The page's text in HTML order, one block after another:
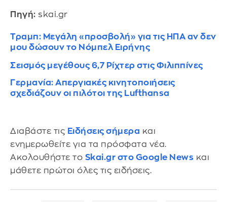
Πηγή: skai.gr
Τραμπ: Μεγάλη «προσβολή» για τις ΗΠΑ αν δεν
μου δώσουν το Νόμπελ Ειρήνης
Σεισμός μεγέθους 6,7 Ρίχτερ στις Φιλιππίνες
Γερμανία: Απεργιακές κινητοποιήσεις
σχεδιάζουν οι πιλότοι της Lufthansa
Διαβάστε τις Ειδήσεις σήμερα και
ενημερωθείτε για τα πρόσφατα νέα.
Ακολουθήστε το Skai.gr στο Google News και
μάθετε πρώτοι όλες τις ειδήσεις.